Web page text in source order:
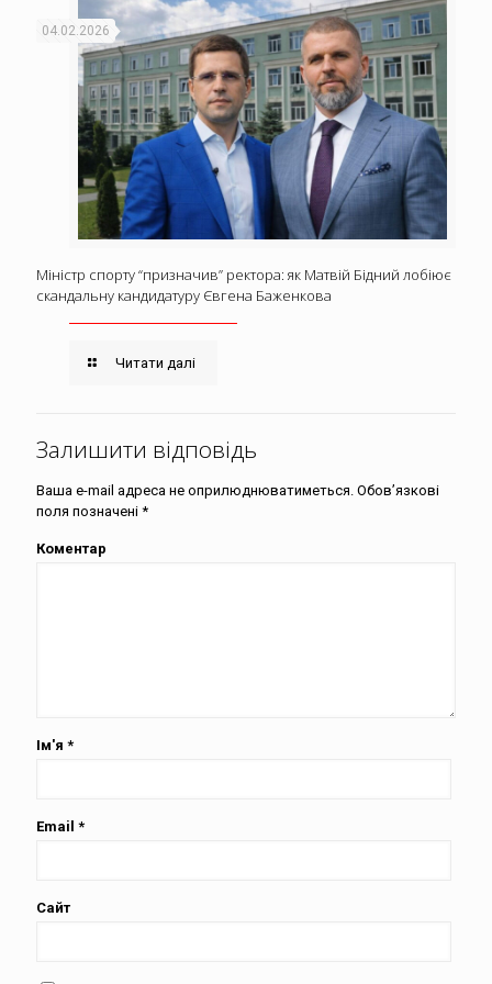
04.02.2026
Міністр спорту “призначив” ректора: як Матвій Бідний лобіює
скандальну кандидатуру Євгена Баженкова
Читати далі
Залишити відповідь
Ваша e-mail адреса не оприлюднюватиметься. Обов’язкові
поля позначені *
Коментар
Ім'я *
Email *
Сайт